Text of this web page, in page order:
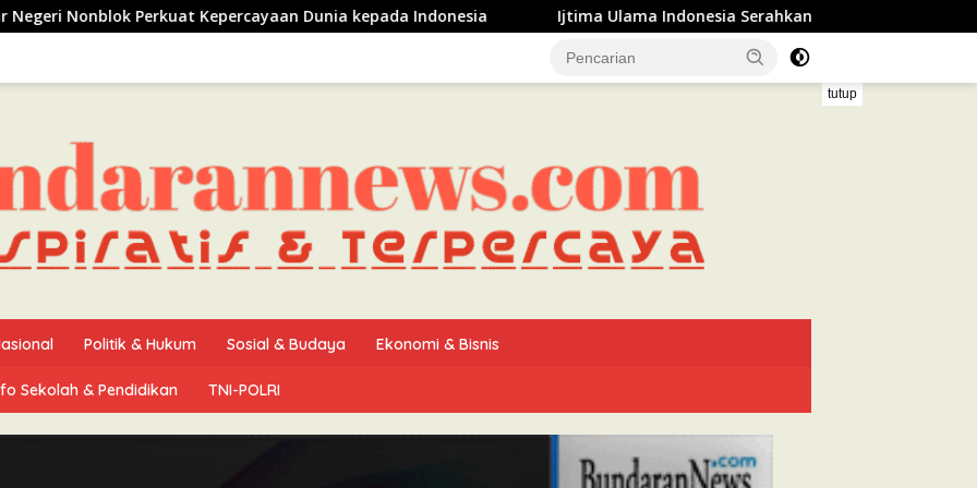
Kepercayaan Dunia kepada Indonesia Ijtima Ulama Indonesia Serahkan Rekomendasi kepada Presiden
tutup
Politik & Hukum Sosial & Budaya Ekonomi & Bisnis
Sekolah & Pendidikan TNI-POLRI